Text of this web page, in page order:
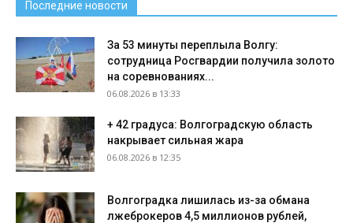
Последние новости
За 53 минуты переплыла Волгу:
сотрудница Росгвардии получила золото
на соревнованиях...
06.08.2026 в 13:33
+ 42 градуса: Волгоградскую область
накрывает сильная жара
06.08.2026 в 12:35
Волгоградка лишилась из-за обмана
лжеброкеров 4,5 миллионов рублей,